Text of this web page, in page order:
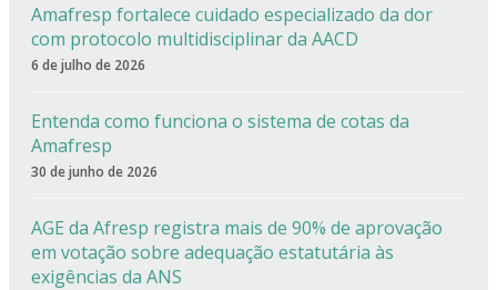
Amafresp fortalece cuidado especializado da dor
com protocolo multidisciplinar da AACD
6 de julho de 2026
Entenda como funciona o sistema de cotas da
Amafresp
30 de junho de 2026
AGE da Afresp registra mais de 90% de aprovação
em votação sobre adequação estatutária às
exigências da ANS